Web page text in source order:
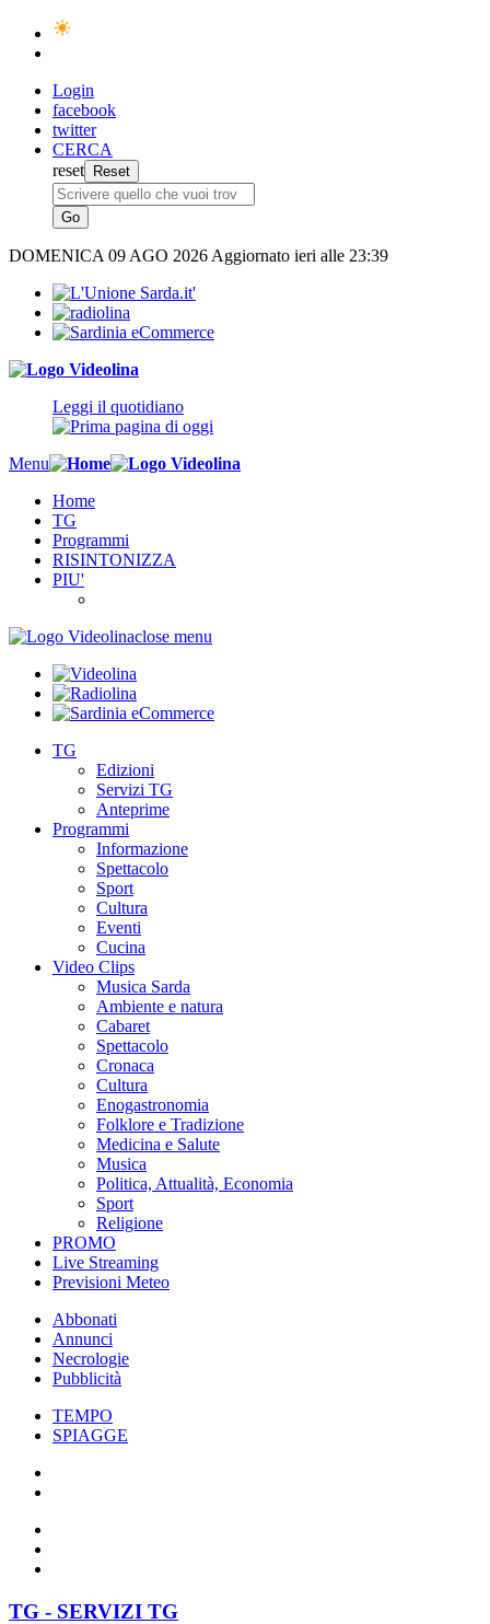
Login
facebook
twitter
CERCA
reset
DOMENICA 09 AGO 2026 Aggiornato ieri alle 23:39
Leggi il quotidiano
Menu
Home
TG
Programmi
RISINTONIZZA
PIU'
close menu
TG
Edizioni
Servizi TG
Anteprime
Programmi
Informazione
Spettacolo
Sport
Cultura
Eventi
Cucina
Video Clips
Musica Sarda
Ambiente e natura
Cabaret
Spettacolo
Cronaca
Cultura
Enogastronomia
Folklore e Tradizione
Medicina e Salute
Musica
Politica, Attualità, Economia
Sport
Religione
PROMO
Live Streaming
Previsioni Meteo
Abbonati
Annunci
Necrologie
Pubblicità
TEMPO
SPIAGGE
TG - SERVIZI TG